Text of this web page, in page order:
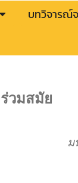
บทวิจารณ์
วมสมัย
ม